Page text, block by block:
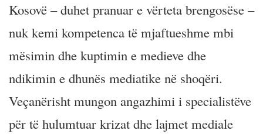
Kosovë – duhet pranuar e vërteta brengosëse –
nuk kemi kompetenca të mjaftueshme mbi
mësimin dhe kuptimin e medieve dhe
ndikimin e dhunës mediatike në shoqëri.
Veçanërisht mungon angazhimi i specialistëve
për të hulumtuar krizat dhe lajmet mediale